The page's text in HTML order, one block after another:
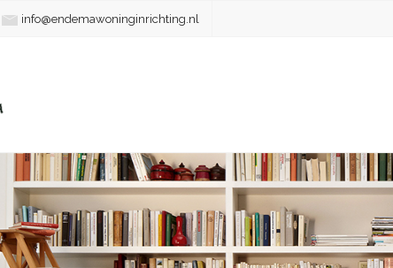
info@endemawoninginrichting.nl